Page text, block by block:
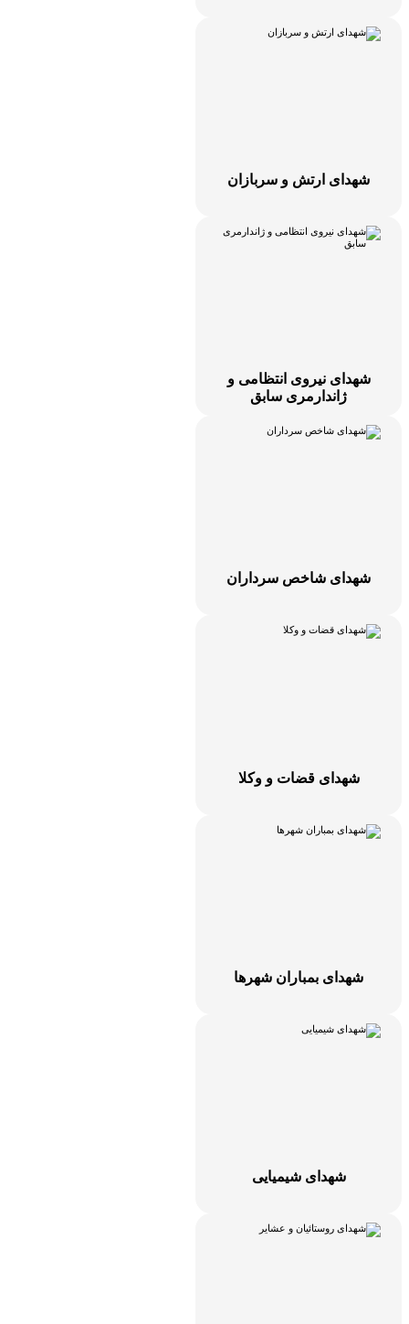
شهدای ارتش و سربازان
شهدای نیروی انتظامی و
ژاندارمری سابق
شهدای شاخص سرداران
شهدای قضات و وکلا
شهدای بمباران شهرها
شهدای شیمیایی